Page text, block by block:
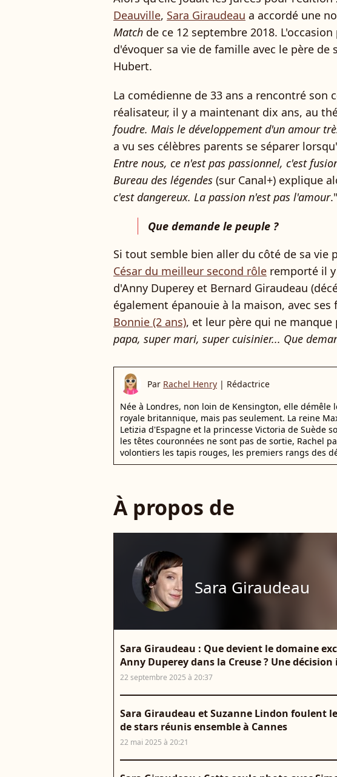
Deauville, Sara Giraudeau a accordé une
Match de ce 12 septembre 2018.
d'évoquer sa vie de famille avec le père de
Hubert.
La comédienne de 33 ans a rencontré son
réalisateur, il y a maintenant dix ans, au
foudre. Mais le développement d'un amour
a vu ses célèbres parents se séparer
Entre nous, ce n'est pas passionnel, c'est
Bureau des légendes (sur Canal+) explique
c'est dangereux. La passion n'est pas l'amour."
Que demande le peuple ?
Si tout semble bien aller du côté de sa vie
César du meilleur second rôle remporté il
d'Anny Duperey et Bernard Giraudeau
également épanouie à la maison, avec ses
Bonnie (2 ans), et leur père qui ne manque
papa, super mari, super cuisinier... Que
Par Rachel Henry | Rédactrice
Née à Londres, non loin de Kensington, elle
royale britannique, mais pas seulement. La reine
Letizia d'Espagne et la princesse Victoria de Suède
les têtes couronnées ne sont pas de sortie, Rachel
volontiers les tapis rouges, les premiers rangs des
À propos de
Sara Giraudeau
Sara Giraudeau : Que devient le domaine
Anny Duperey dans la Creuse ? Une
22 septembre 2025 à 20:37
Sara Giraudeau et Suzanne Lindon foulent
de stars réunis ensemble à Cannes
22 mai 2025 à 20:21